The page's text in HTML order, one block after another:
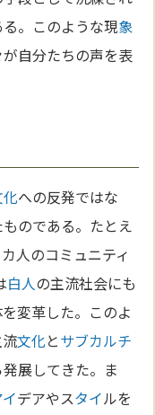
。このような現象
自分たちの声を表
への反発ではな
ものである。たとえ
人のコミュニティ
白人の主流社会にも
変革した。このよ
文化とサブカルチ
展してきた。ま
デアやスタイルを